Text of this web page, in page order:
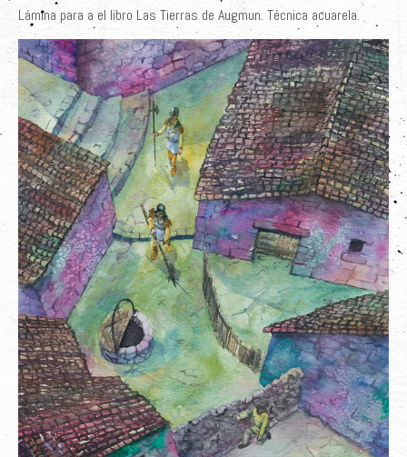
Lámina para a el libro Las Tierras de Augmun. Técnica acuarela.